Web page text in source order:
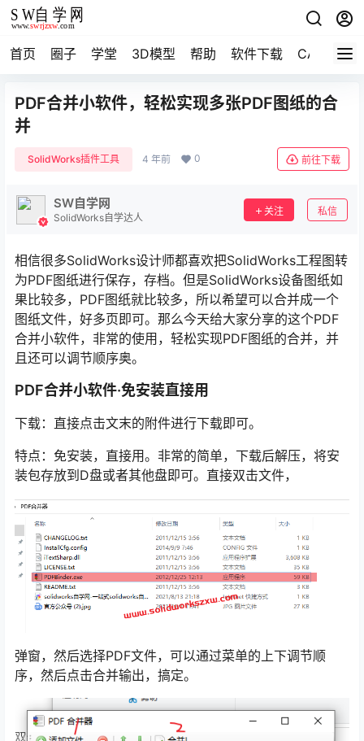
首页 圈子 学堂 3D模型 帮助 软件下载 CAD资料
PDF合并小软件，轻松实现多张PDF图纸的合
并
SolidWorks插件工具 4 年前 0 前往下载
SW自学网
SolidWorks自学达人
关注 私信
相信很多SolidWorks设计师都喜欢把SolidWorks工程图转
为PDF图纸进行保存，存档。但是SolidWorks设备图纸如
果比较多，PDF图纸就比较多，所以希望可以合并成一个
图纸文件，好多页即可。那么今天给大家分享的这个PDF
合并小软件，非常的使用，轻松实现PDF图纸的合并，并
且还可以调节顺序奥。
PDF合并小软件·免安装直接用
下载：直接点击文末的附件进行下载即可。
特点：免安装，直接用。非常的简单，下载后解压，将安
装包存放到D盘或者其他盘即可。直接双击文件，
弹窗，然后选择PDF文件，可以通过菜单的上下调节顺
序，然后点击合并输出，搞定。